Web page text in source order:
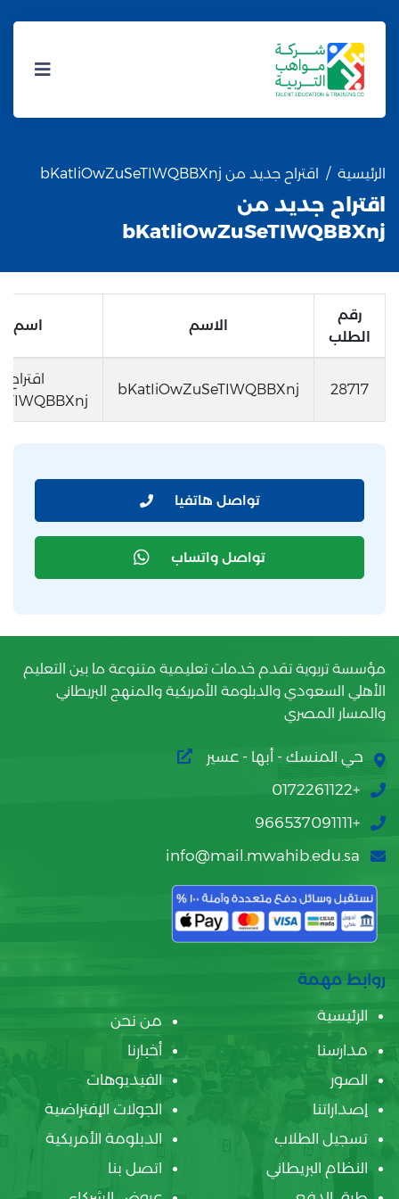
الرئيسية اقتراح جديد من bKatIiOwZuSeTIWQBBXnj
اقتراح جديد من
bKatIiOwZuSeTIWQBBXnj
رقم
الطلب
الاسم اسم
28717
bKatIiOwZuSeTIWQBBXnj
تواصل هاتفيا
تواصل واتساب
مؤسسة تربوية تقدم خدمات تعليمية متنوعة ما بين التعليم
الأهلي السعودي والدبلومة الأمريكية والمنهج البريطاني
والمسار المصري
حي المنسك - أبها - عسير
+0172261122
+966537091111
info@mail.mwahib.edu.sa
روابط مهمة
الرئيسية
من نحن
مدارسنا
أخبارنا
الصور
الفيديوهات
إصداراتنا
الجولات الإفتراضية
تسجيل الطلاب
الدبلومة الأمريكية
النظام البريطاني
اتصل بنا